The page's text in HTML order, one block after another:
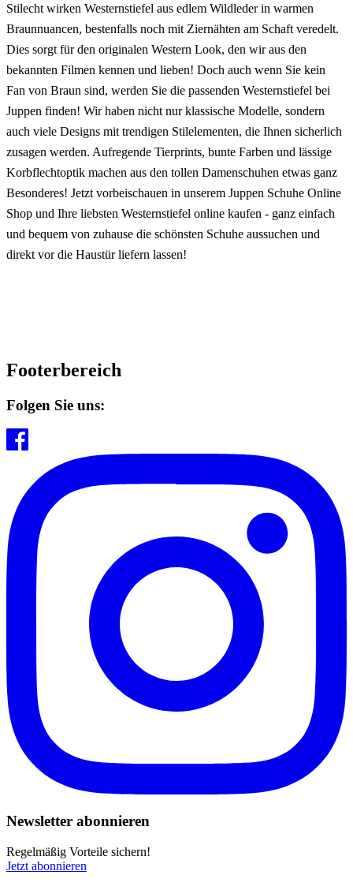
Stilecht wirken Westernstiefel aus edlem Wildleder in warmen
Braunnuancen, bestenfalls noch mit Ziernähten am Schaft veredelt.
Dies sorgt für den originalen Western Look, den wir aus den
bekannten Filmen kennen und lieben! Doch auch wenn Sie kein
Fan von Braun sind, werden Sie die passenden Westernstiefel bei
Juppen finden! Wir haben nicht nur klassische Modelle, sondern
auch viele Designs mit trendigen Stilelementen, die Ihnen sicherlich
zusagen werden. Aufregende Tierprints, bunte Farben und lässige
Korbflechtoptik machen aus den tollen Damenschuhen etwas ganz
Besonderes! Jetzt vorbeischauen in unserem Juppen Schuhe Online
Shop und Ihre liebsten Westernstiefel online kaufen - ganz einfach
und bequem von zuhause die schönsten Schuhe aussuchen und
direkt vor die Haustür liefern lassen!
Footerbereich
Folgen Sie uns:
Newsletter abonnieren
Regelmäßig Vorteile sichern!
Jetzt abonnieren